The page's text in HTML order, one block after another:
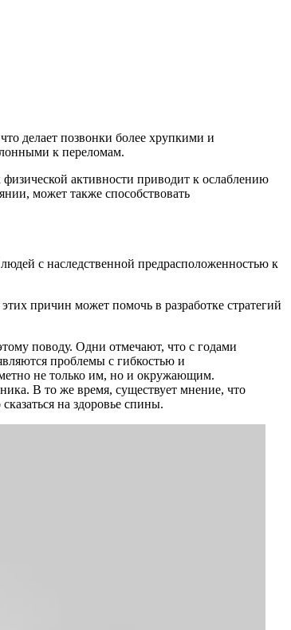
делает позвонки более хрупкими и
к переломам.
активности приводит к ослаблению
может также способствовать
с наследственной предрасположенностью к
причин может помочь в разработке стратегий
поводу. Одни отмечают, что с годами
проблемы с гибкостью и
не только им, но и окружающим.
В то же время, существует мнение, что
на здоровье спины.